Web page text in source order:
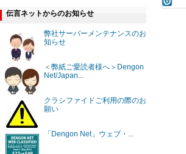
伝言ネットからのお知らせ
弊社サーバーメンテナンスのお
知らせ
＜弊紙ご愛読者様へ＞Dengon
Net/Japan...
クラシファイドご利用の際のお
願い
「Dengon Net」ウェブ・...